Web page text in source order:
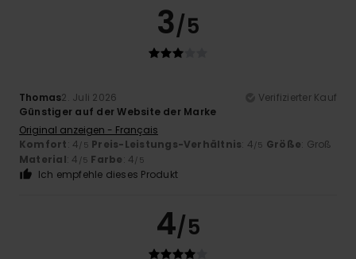
3/5
Thomas2. Juli 2026
Verifizierter Kauf
Günstiger auf der Website der Marke
Original anzeigen - Français
Komfort: 4/5 Preis-Leistungs-Verhältnis: 4/5 Größe: Groß
Material: 4 /5 Farbe: 4/5
Ich empfehle dieses Produkt
4/5